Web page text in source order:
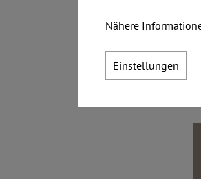
Nähere
Einstellungen